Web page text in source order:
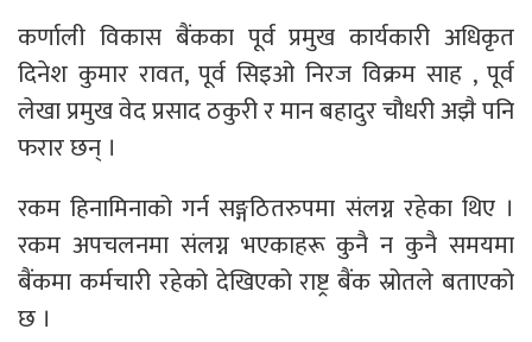
कर्णाली विकास बैंकका पूर्व प्रमुख कार्यकारी अधिकृत
दिनेश कुमार रावत, पूर्व सिइओ निरज विक्रम साह , पूर्व
लेखा प्रमुख वेद प्रसाद ठकुरी र मान बहादुर चौधरी अझै पनि
फरार छन् ।
रकम हिनामिनाको गर्न सङ्गठितरुपमा संलग्न रहेका थिए ।
रकम अपचलनमा संलग्न भएकाहरू कुनै न कुनै समयमा
बैंकमा कर्मचारी रहेको देखिएको राष्ट्र बैंक स्रोतले बताएको
छ ।